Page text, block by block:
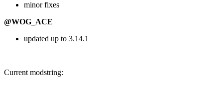
minor fixes
@WOG_ACE
updated up to 3.14.1
Current modstring: